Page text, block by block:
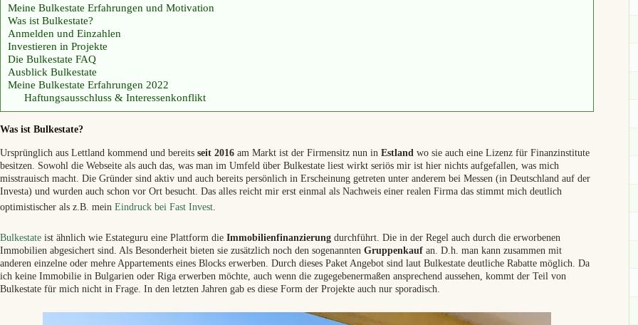
Meine Bulkestate Erfahrungen und Motivation
Was ist Bulkestate?
Anmelden und Einzahlen
Investieren in Projekte
Die Bulkestate FAQ
Ausblick Bulkestate
Meine Bulkestate Erfahrungen 2022
Haftungsausschluss & Interessenkonflikt
Was ist Bulkestate?
Ursprünglich aus Lettland kommend und bereits seit 2016 am Markt ist der Firmensitz nun in Estland wo sie auch eine Lizenz für Finanzinstitute
besitzen. Sowohl die Webseite als auch das, was man im Umfeld über Bulkestate liest wirkt seriös mir ist hier nichts aufgefallen, was mich
misstrauisch macht. Die Gründer sind aktiv und auch bereits persönlich in Erscheinung getreten unter anderem bei Messen (in Deutschland auf der
Investa) und wurden auch schon vor Ort besucht. Das alles reicht mir erst einmal als Nachweis einer realen Firma das stimmt mich deutlich
optimistischer als z.B. mein Eindruck bei Fast Invest
Bulkestate ist ähnlich wie Estateguru eine Plattform die Immobilienfinanzierung durchführt. Die in der Regel auch durch die erworbenen
Immobilien abgesichert sind. Als Besonderheit bieten sie zusätzlich noch den sogenannten Gruppenkauf an. D.h. man kann zusammen mit
anderen einzelne oder mehre Appartements eines Blocks erwerben. Durch dieses Paket Angebot sind laut Bulkestate deutliche Rabatte möglich. Da
ich keine Immobilie in Bulgarien oder Riga erwerben möchte, auch wenn die zugegebenermaßen ansprechend aussehen, kommt der Teil von
Bulkestate für mich nicht in Frage. In den letzten Jahren gab es diese Form der Projekte auch nur sporadisch.